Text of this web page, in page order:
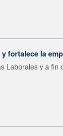
fortalece la
Laborales y a fin